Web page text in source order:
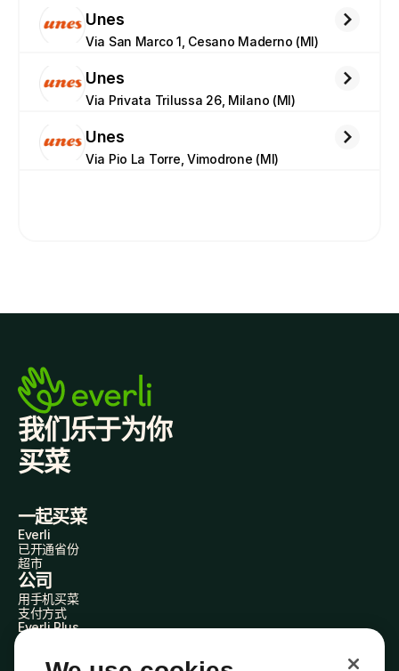
Unes
Via San Marco 1, Cesano Maderno (MI)
Unes
Via Privata Trilussa 26, Milano (MI)
Unes
Via Pio La Torre, Vimodrone (MI)
我们乐于为你
买菜
一起买菜
Everli
已开通省份
超市
公司
用手机买菜
支付方式
Everli Plus